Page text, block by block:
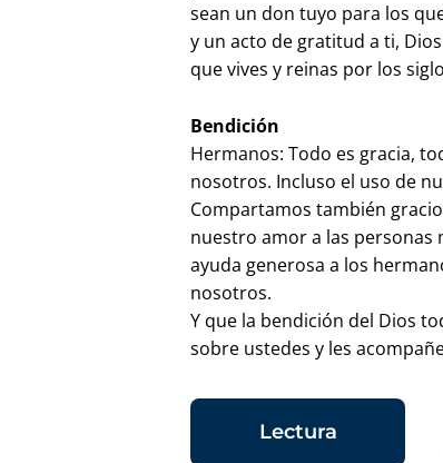
sean un don tuyo para los
y un acto de gratitud a ti,
que vives y reinas por los
Bendición
Hermanos: Todo es gracia,
nosotros. Incluso el uso de
Compartamos también
nuestro amor a las personas
ayuda generosa a los
nosotros.
Y que la bendición del Dios
sobre ustedes y les
Lectura